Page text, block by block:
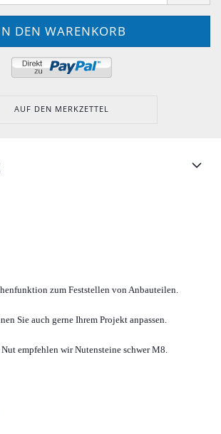
AUF DEN MERKZETTEL
zum Feststellen von Anbauteilen.
Sie auch gerne Ihrem Projekt anpassen.
empfehlen wir Nutensteine schwer M8.